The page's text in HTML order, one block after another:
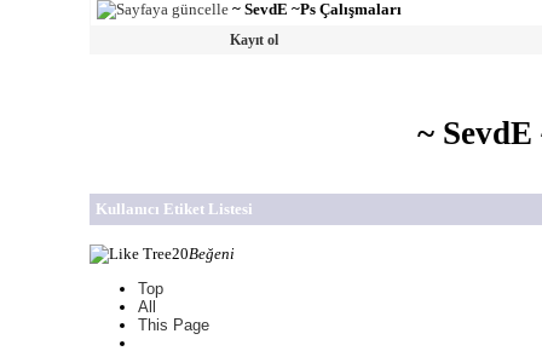
~ SevdE ~Ps Çalışmaları
Kayıt ol
~ SevdE
Kullanıcı Etiket Listesi
20Beğeni
Top
All
This Page